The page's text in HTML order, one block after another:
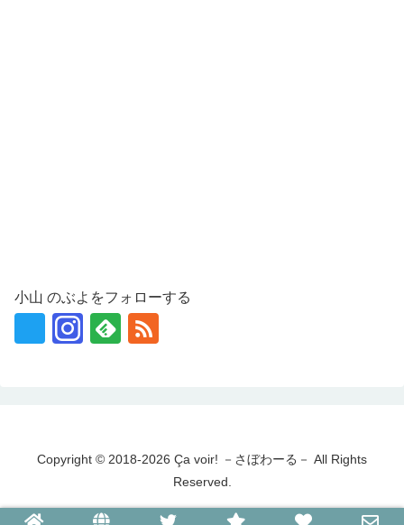
小山 のぶよをフォローする
Copyright © 2018-2026 Ça voir! －さぼわーる－ All Rights
Reserved.